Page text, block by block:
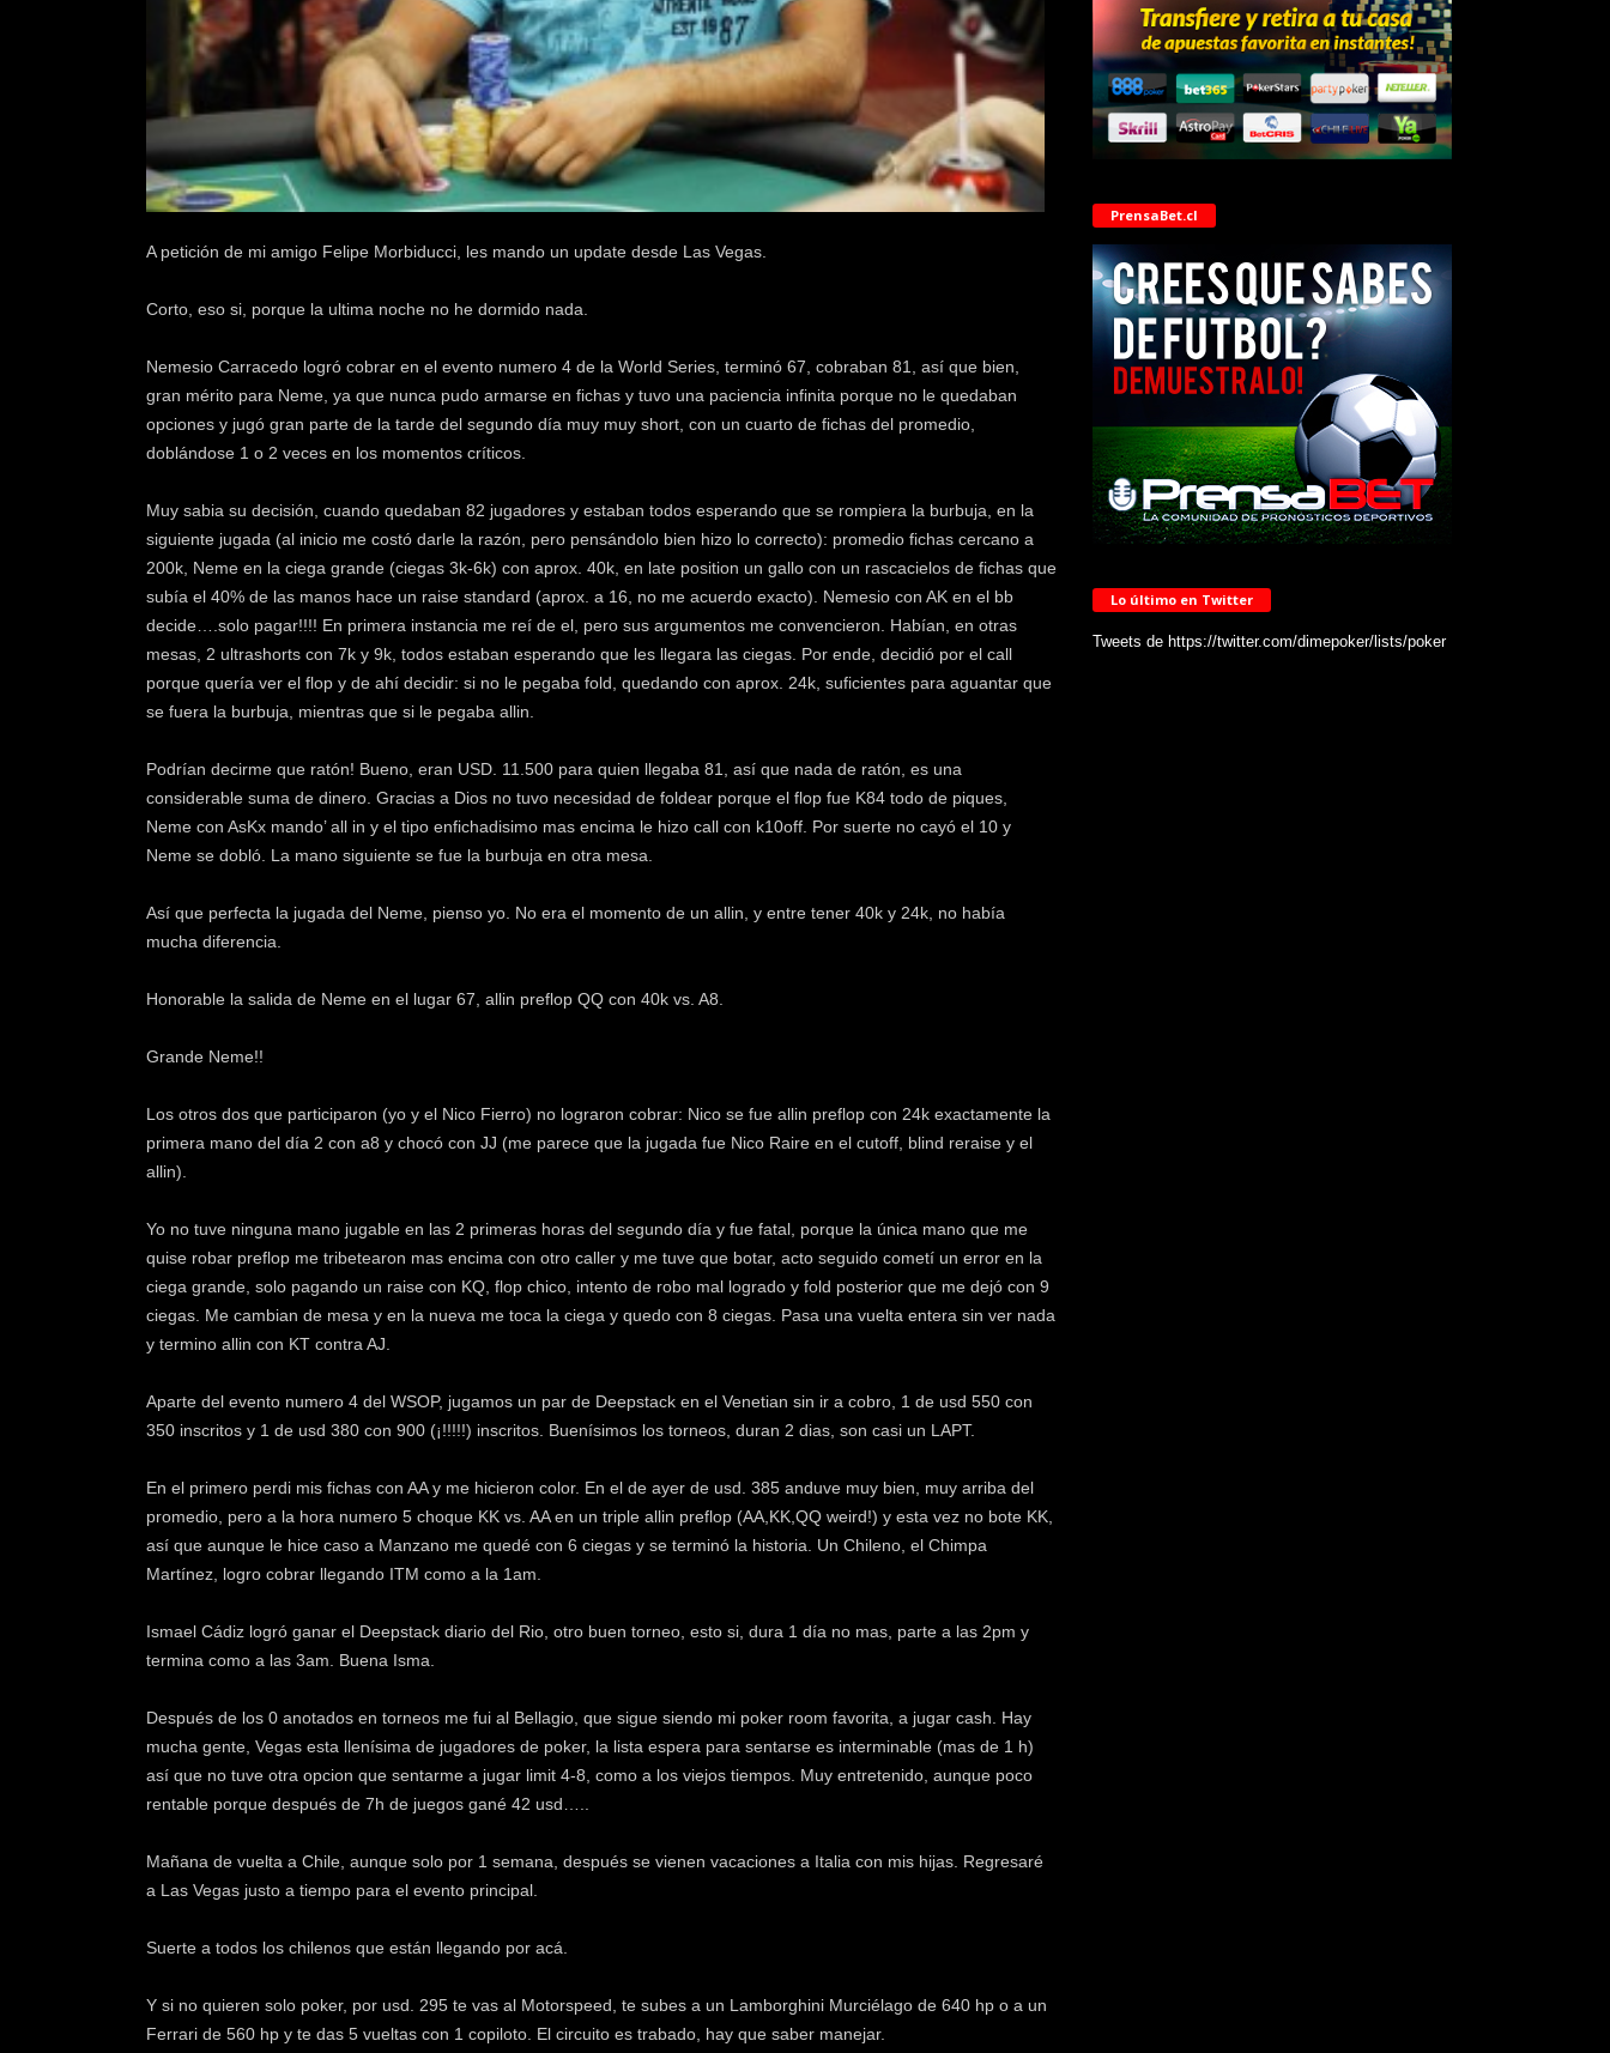
k
e
r
c
A petición de mi amigo Felipe Morbiducci, les mando un update desde Las Vegas.
Corto, eso si, porque la ultima noche no he dormido nada.
Nemesio Carracedo logró cobrar en el evento numero 4 de la World Series, terminó 67, cobraban 81, así que bien,
gran mérito para Neme, ya que nunca pudo armarse en fichas y tuvo una paciencia infinita porque no le quedaban
opciones y jugó gran parte de la tarde del segundo día muy muy short, con un cuarto de fichas del promedio,
doblándose 1 o 2 veces en los momentos críticos.
Muy sabia su decisión, cuando quedaban 82 jugadores y estaban todos esperando que se rompiera la burbuja, en la
siguiente jugada (al inicio me costó darle la razón, pero pensándolo bien hizo lo correcto): promedio fichas cercano a
200k, Neme en la ciega grande (ciegas 3k-6k) con aprox. 40k, en late position un gallo con un rascacielos de fichas que
subía el 40% de las manos hace un raise standard (aprox. a 16, no me acuerdo exacto). Nemesio con AK en el bb
decide….solo pagar!!!! En primera instancia me reí de el, pero sus argumentos me convencieron. Habían, en otras
mesas, 2 ultrashorts con 7k y 9k, todos estaban esperando que les llegara las ciegas. Por ende, decidió por el call
porque quería ver el flop y de ahí decidir: si no le pegaba fold, quedando con aprox. 24k, suficientes para aguantar que
se fuera la burbuja, mientras que si le pegaba allin.
Podrían decirme que ratón! Bueno, eran USD. 11.500 para quien llegaba 81, así que nada de ratón, es una
considerable suma de dinero. Gracias a Dios no tuvo necesidad de foldear porque el flop fue K84 todo de piques,
Neme con AsKx mando’ all in y el tipo enfichadisimo mas encima le hizo call con k10off. Por suerte no cayó el 10 y
Neme se dobló. La mano siguiente se fue la burbuja en otra mesa.
Así que perfecta la jugada del Neme, pienso yo. No era el momento de un allin, y entre tener 40k y 24k, no había
mucha diferencia.
Honorable la salida de Neme en el lugar 67, allin preflop QQ con 40k vs. A8.
Grande Neme!!
Los otros dos que participaron (yo y el Nico Fierro) no lograron cobrar: Nico se fue allin preflop con 24k exactamente la
primera mano del día 2 con a8 y chocó con JJ (me parece que la jugada fue Nico Raire en el cutoff, blind reraise y el
allin).
Yo no tuve ninguna mano jugable en las 2 primeras horas del segundo día y fue fatal, porque la única mano que me
quise robar preflop me tribetearon mas encima con otro caller y me tuve que botar, acto seguido cometí un error en la
ciega grande, solo pagando un raise con KQ, flop chico, intento de robo mal logrado y fold posterior que me dejó con 9
ciegas. Me cambian de mesa y en la nueva me toca la ciega y quedo con 8 ciegas. Pasa una vuelta entera sin ver nada
y termino allin con KT contra AJ.
Aparte del evento numero 4 del WSOP, jugamos un par de Deepstack en el Venetian sin ir a cobro, 1 de usd 550 con
350 inscritos y 1 de usd 380 con 900 (¡!!!!!) inscritos. Buenísimos los torneos, duran 2 dias, son casi un LAPT.
En el primero perdi mis fichas con AA y me hicieron color. En el de ayer de usd. 385 anduve muy bien, muy arriba del
promedio, pero a la hora numero 5 choque KK vs. AA en un triple allin preflop (AA,KK,QQ weird!) y esta vez no bote KK,
así que aunque le hice caso a Manzano me quedé con 6 ciegas y se terminó la historia. Un Chileno, el Chimpa
Martínez, logro cobrar llegando ITM como a la 1am.
Ismael Cádiz logró ganar el Deepstack diario del Rio, otro buen torneo, esto si, dura 1 día no mas, parte a las 2pm y
termina como a las 3am. Buena Isma.
Después de los 0 anotados en torneos me fui al Bellagio, que sigue siendo mi poker room favorita, a jugar cash. Hay
mucha gente, Vegas esta llenísima de jugadores de poker, la lista espera para sentarse es interminable (mas de 1 h)
así que no tuve otra opcion que sentarme a jugar limit 4-8, como a los viejos tiempos. Muy entretenido, aunque poco
rentable porque después de 7h de juegos gané 42 usd…..
Mañana de vuelta a Chile, aunque solo por 1 semana, después se vienen vacaciones a Italia con mis hijas. Regresaré
a Las Vegas justo a tiempo para el evento principal.
Suerte a todos los chilenos que están llegando por acá.
Y si no quieren solo poker, por usd. 295 te vas al Motorspeed, te subes a un Lamborghini Murciélago de 640 hp o a un
Ferrari de 560 hp y te das 5 vueltas con 1 copiloto. El circuito es trabado, hay que saber manejar.
PrensaBet.cl
Lo último en Twitter
Tweets de https://twitter.com/dimepoker/lists/poker